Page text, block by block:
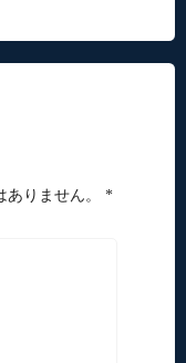
ありません。 *